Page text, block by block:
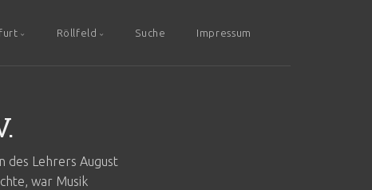
Röllfeld Suche Impressum
des Lehrers August
war Musik